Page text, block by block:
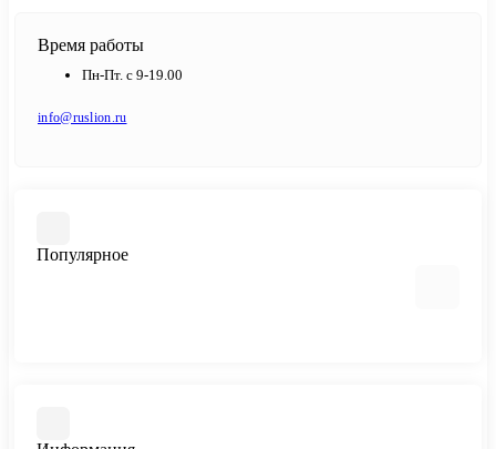
Время работы
Пн-Пт. с 9-19.00
info@ruslion.ru
Популярное